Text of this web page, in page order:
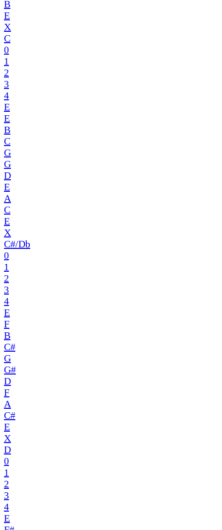
B
E
X
C
0
1
2
3
4
E
E
B
C
G
G
D
E
A
C
E
X
C#/Db
0
1
2
3
4
E
F
B
C#
G
G#
D
F
A
C#
E
X
D
0
1
2
3
4
E